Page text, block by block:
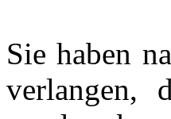
Sie haben
verlangen,